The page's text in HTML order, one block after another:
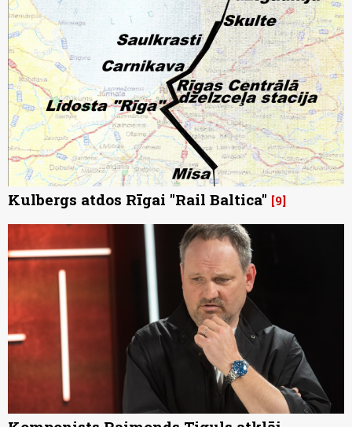
Kulbergs atdos Rīgai "Rail Baltica" 9